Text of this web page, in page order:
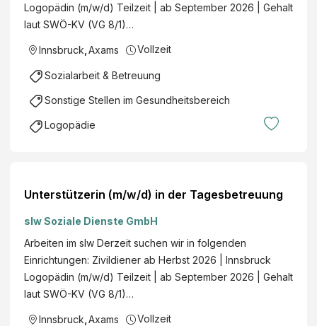
Logopädin (m/w/d) Teilzeit | ab September 2026 | Gehalt
laut SWÖ-KV (VG 8/1)…
Innsbruck Axams Vollzeit
Sozialarbeit & Betreuung
Sonstige Stellen im Gesundheitsbereich
Logopädie
Unterstützerin (m/w/d) in der Tagesbetreuung
slw Soziale Dienste GmbH
Arbeiten im slw Derzeit suchen wir in folgenden
Einrichtungen: Zivildiener ab Herbst 2026 | Innsbruck
Logopädin (m/w/d) Teilzeit | ab September 2026 | Gehalt
laut SWÖ-KV (VG 8/1)…
Innsbruck Axams Vollzeit